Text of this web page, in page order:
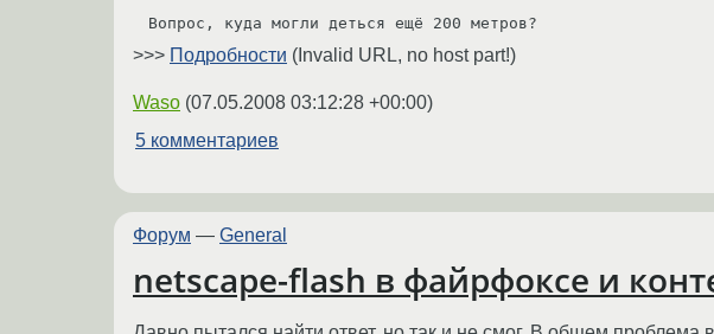
Вопрос, куда могли деться ещё 200 метров?
>>> Подробности (Invalid URL, no host part!)
Waso (07.05.2008 03:12:28 +00:00)
5 комментариев
Форум — General
netscape-flash в файрфоксе и